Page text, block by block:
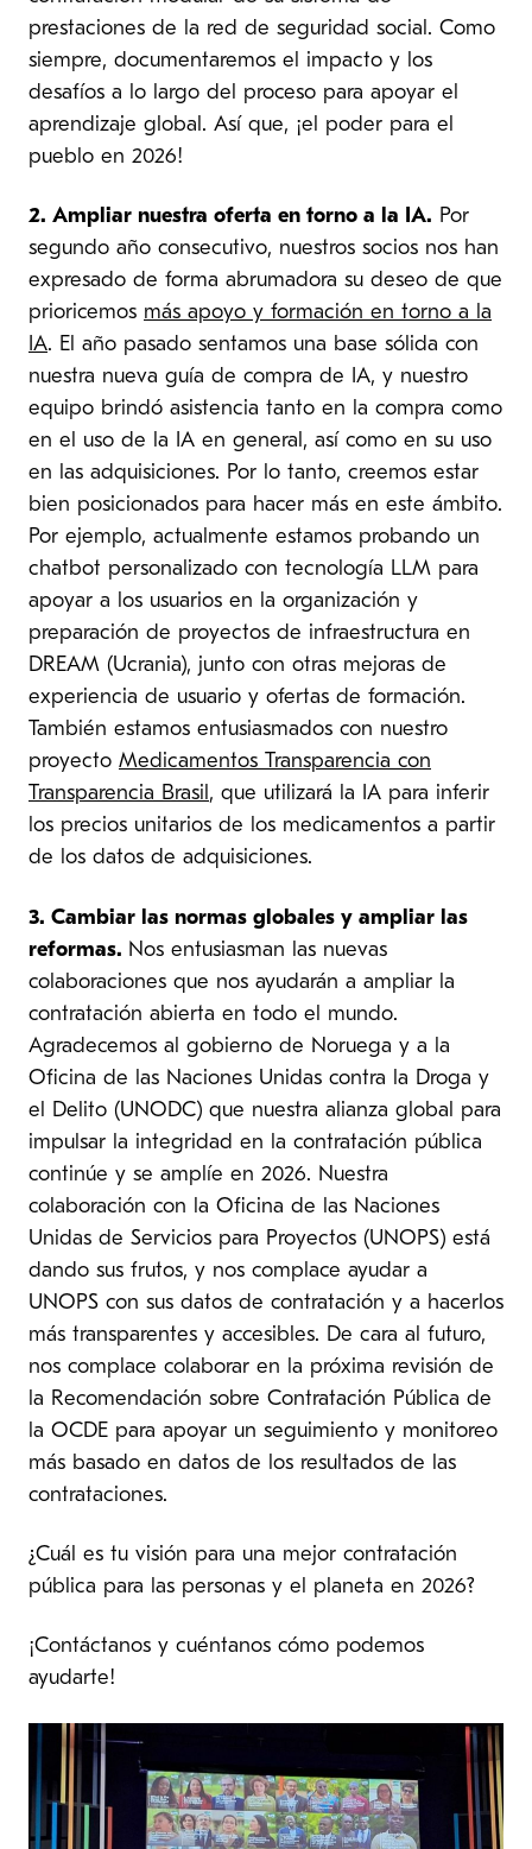
prestaciones de la red de seguridad social. Como
siempre, documentaremos el impacto y los
desafíos a lo largo del proceso para apoyar el
aprendizaje global. Así que, ¡el poder para el
pueblo en 2026!
2. Ampliar nuestra oferta en torno a la IA. Por
segundo año consecutivo, nuestros socios nos han
expresado de forma abrumadora su deseo de que
prioricemos más apoyo y formación en torno a la
IA. El año pasado sentamos una base sólida con
nuestra nueva guía de compra de IA, y nuestro
equipo brindó asistencia tanto en la compra como
en el uso de la IA en general, así como en su uso
en las adquisiciones. Por lo tanto, creemos estar
bien posicionados para hacer más en este ámbito.
Por ejemplo, actualmente estamos probando un
chatbot personalizado con tecnología LLM para
apoyar a los usuarios en la organización y
preparación de proyectos de infraestructura en
DREAM (Ucrania), junto con otras mejoras de
experiencia de usuario y ofertas de formación.
También estamos entusiasmados con nuestro
proyecto Medicamentos Transparencia con
Transparencia Brasil, que utilizará la IA para inferir
los precios unitarios de los medicamentos a partir
de los datos de adquisiciones.
3. Cambiar las normas globales y ampliar las
reformas. Nos entusiasman las nuevas
colaboraciones que nos ayudarán a ampliar la
contratación abierta en todo el mundo.
Agradecemos al gobierno de Noruega y a la
Oficina de las Naciones Unidas contra la Droga y
el Delito (UNODC) que nuestra alianza global para
impulsar la integridad en la contratación pública
continúe y se amplíe en 2026. Nuestra
colaboración con la Oficina de las Naciones
Unidas de Servicios para Proyectos (UNOPS) está
dando sus frutos, y nos complace ayudar a
UNOPS con sus datos de contratación y a hacerlos
más transparentes y accesibles. De cara al futuro,
nos complace colaborar en la próxima revisión de
la Recomendación sobre Contratación Pública de
la OCDE para apoyar un seguimiento y monitoreo
más basado en datos de los resultados de las
contrataciones.
¿Cuál es tu visión para una mejor contratación
pública para las personas y el planeta en 2026?
¡Contáctanos y cuéntanos cómo podemos
ayudarte!